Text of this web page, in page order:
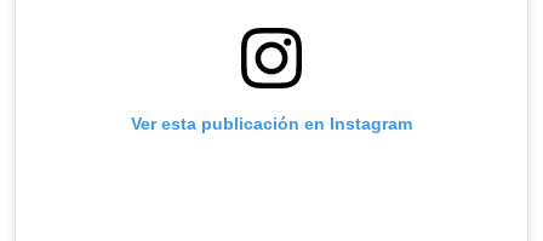
Ver esta publicación en Instagram